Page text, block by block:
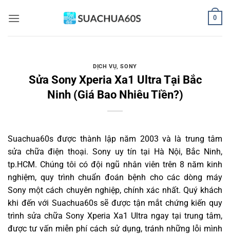
qua
0
DỊCH VỤ,SONY
Sửa Sony Xperia Xa1 Ultra Tại Bắc
Ninh (Giá Bao Nhiêu Tiền?)
Suachua60s được thành lập năm 2003 và là trung tâm
sửa chữa điện thoại. Sony uy tín tại Hà Nội, Bắc Ninh,
tp.HCM. Chúng tôi có đội ngũ nhân viên trên 8 năm kinh
nghiệm, quy trình chuẩn đoán bệnh cho các dòng máy
Sony một cách chuyên nghiệp, chính xác nhất. Quý khách
khi đến với Suachua60s sẽ được tận mắt chứng kiến quy
trình sửa chữa Sony Xperia Xa1 Ultra ngay tại trung tâm,
được tư vấn miễn phí cách sử dụng, tránh những lỗi mình